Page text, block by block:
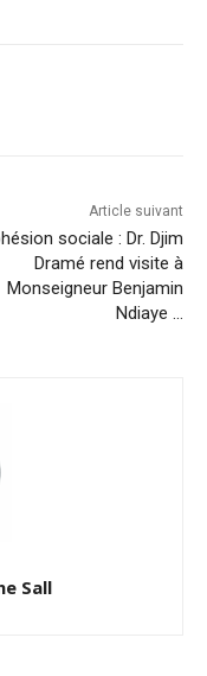
Article suivant
sociale : Dr. Djim
Dramé rend visite à
Monseigneur Benjamin
Ndiaye …
Sall